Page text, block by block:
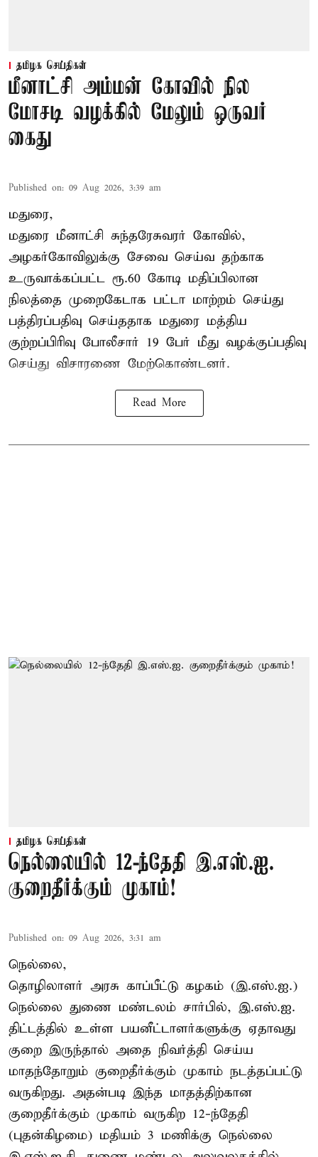
தமிழக செய்திகள்
மீனாட்சி அம்மன் கோவில் நில
மோசடி வழக்கில் மேலும் ஒருவர்
கைது
Published on: 09 Aug 2026, 3:39 am
மதுரை,
மதுரை மீனாட்சி சுந்தரேசுவரர் கோவில்,
அழகர்கோவிலுக்கு சேவை செய்வ தற்காக
உருவாக்கப்பட்ட ரூ.60 கோடி மதிப்பிலான
நிலத்தை முறைகேடாக பட்டா மாற்றம் செய்து
பத்திரப்பதிவு செய்ததாக மதுரை மத்திய
குற்றப்பிரிவு போலீசார் 19 பேர் மீது வழக்குப்பதிவு
செய்து விசாரணை மேற்கொண்டனர்.
Read More
தமிழக செய்திகள்
நெல்லையில் 12-ந்தேதி இ.எஸ்.ஐ.
குறைதீர்க்கும் முகாம்!
Published on: 09 Aug 2026, 3:31 am
நெல்லை,
தொழிலாளர் அரசு காப்பீட்டு கழகம் (இ.எஸ்.ஐ.)
நெல்லை துணை மண்டலம் சார்பில், இ.எஸ்.ஐ.
திட்டத்தில் உள்ள பயனீட்டாளர்களுக்கு ஏதாவது
குறை இருந்தால் அதை நிவர்த்தி செய்ய
மாதந்தோறும் குறைதீர்க்கும் முகாம் நடத்தப்பட்டு
வருகிறது. அதன்படி இந்த மாதத்திற்கான
குறைதீர்க்கும் முகாம் வருகிற 12-ந்தேதி
(புதன்கிழமை) மதியம் 3 மணிக்கு நெல்லை